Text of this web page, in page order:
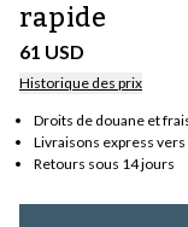
rapide
61 USD
Historique des prix
Droits de douane et
Livraisons express
Retours sous 14 jours